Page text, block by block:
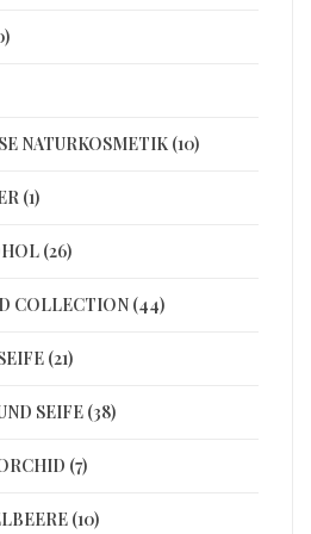
NATURKOSMETIK (10)
(1)
(26)
COLLECTION (44)
(21)
SEIFE (38)
(7)
(10)